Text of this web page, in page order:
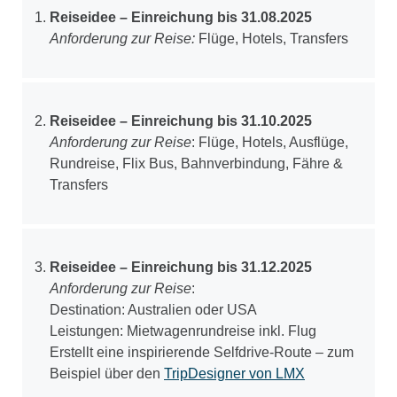
Reiseidee – Einreichung bis 31.08.2025
Anforderung zur Reise: Flüge, Hotels, Transfers
Reiseidee – Einreichung bis 31.10.2025
Anforderung zur Reise: Flüge, Hotels, Ausflüge,
Rundreise, Flix Bus, Bahnverbindung, Fähre &
Transfers
Reiseidee – Einreichung bis 31.12.2025
Anforderung zur Reise:
Destination: Australien oder USA
Leistungen: Mietwagenrundreise inkl. Flug
Erstellt eine inspirierende Selfdrive-Route – zum
Beispiel über den TripDesigner von LMX